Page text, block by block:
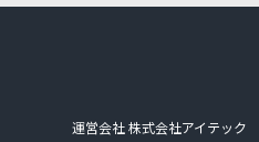
運営会社 株式会社アイテック